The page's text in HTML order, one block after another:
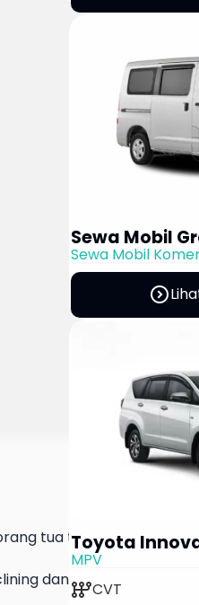
tua tetap nyaman.
dan sliding untuk
Sewa Mobil
Sewa Mobil
expand_circle_right
Toyota
MPV
auto_transmissionCVT